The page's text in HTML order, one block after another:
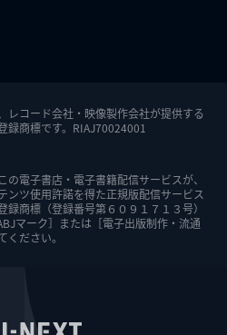
レコード会社・映像製作会社が提供する
録商標です。RIAJ70024001
の電子書店・電子書籍配信サービスが、
ンツ使用許諾を得た正規版配信サービス
録商標（登録番号第６０９１７１３号）
マーク］または［電子出版制作・流通
ください。